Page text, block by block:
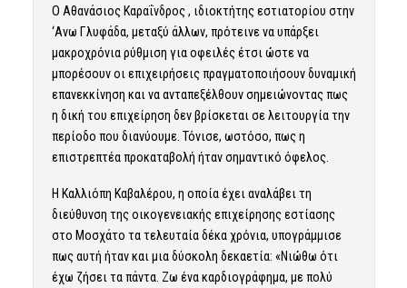
Ο Αθανάσιος Καραΐνδρος , ιδιοκτήτης εστιατορίου στην
‘Ανω Γλυφάδα, μεταξύ άλλων, πρότεινε να υπάρξει
μακροχρόνια ρύθμιση για οφειλές έτσι ώστε να
μπορέσουν οι επιχειρήσεις πραγματοποιήσουν δυναμική
επανεκκίνηση και να ανταπεξέλθουν σημειώνοντας πως
η δική του επιχείρηση δεν βρίσκεται σε λειτουργία την
περίοδο που διανύουμε. Τόνισε, ωστόσο, πως η
επιστρεπτέα προκαταβολή ήταν σημαντικό όφελος.
Η Καλλιόπη Καβαλέρου, η οποία έχει αναλάβει τη
διεύθυνση της οικογενειακής επιχείρησης εστίασης
στο Μοσχάτο τα τελευταία δέκα χρόνια, υπογράμμισε
πως αυτή ήταν και μια δύσκολη δεκαετία: «Νιώθω ότι
έχω ζήσει τα πάντα. Ζω ένα καρδιογράφημα, με πολύ